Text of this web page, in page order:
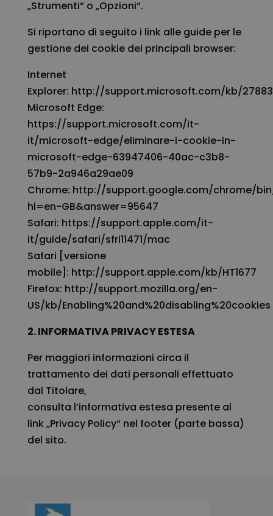
„Strumenti“ o „Opzioni“.
Si riportano di seguito i link alle guide per le
gestione dei cookie dei principali browser:
Internet
Explorer: http://support.microsoft.com/kb/
Microsoft Edge:
https://support.microsoft.com/it-
it/microsoft-edge/eliminare-i-cookie-in-
microsoft-edge-63947406-40ac-c3b8-
57b9-2a946a29ae09
Chrome: http://support.google.com/chrome/
hl=en-GB&answer=95647
Safari: https://support.apple.com/it-
it/guide/safari/sfri11471/mac
Safari [versione
mobile]: http://support.apple.com/kb/HT1677
Firefox: http://support.mozilla.org/en-
US/kb/Enabling%20and%20disabling%20cookies
2. INFORMATIVA PRIVACY ESTESA
Per maggiori informazioni circa il
trattamento dei dati personali effettuato
dal Titolare,
consulta l’informativa estesa presente al
link „Privacy Policy“ nel footer (parte bassa)
del sito.